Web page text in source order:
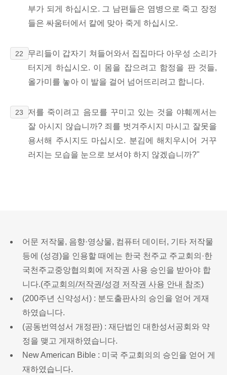
부가 되게 하십시오. 그 남편들은 염병으로 죽고 장정
들은 싸움터에서 칼에 맞아 죽게 하십시오.
22
무리들이 갑자기 쳐들어와서 집집마다 아우성 소리가
터지게 하십시오. 이 몸을 잡으려고 함정을 판 것들,
올가미를 놓아 이 발을 걸어 넘어뜨리려고 합니다.
23
저를 죽이려고 음모를 꾸미고 있는 것을 야훼께서는
잘 아시지 않습니까? 죄를 벗겨주시지 마시고 잘못을
용서해 주시지도 마십시오. 분김에 해치우시어 거꾸
러지는 모습을 눈으로 보셔야 하지 않겠습니까?"
어문 저작물, 음향·영상물, 컴퓨터 데이터, 기타 저작물
등에 (성경)을 인용할 때에는 한국 천주교 주교회의·한
국천주교중앙협의회에 저작권 사용 승인을 받아야 합
니다.(주교회의/저작권/성경 저작권 사용 안내 참조)
(200주년 신약성서) : 분도출판사의 승인을 얻어 게재
하였습니다.
(공동번역성서 개정판) : 재단법인 대한성서공회와 약
정을 맺고 게재하였습니다.
New American Bible : 미국 주교회의의 승인을 얻어 게
재하였습니다.